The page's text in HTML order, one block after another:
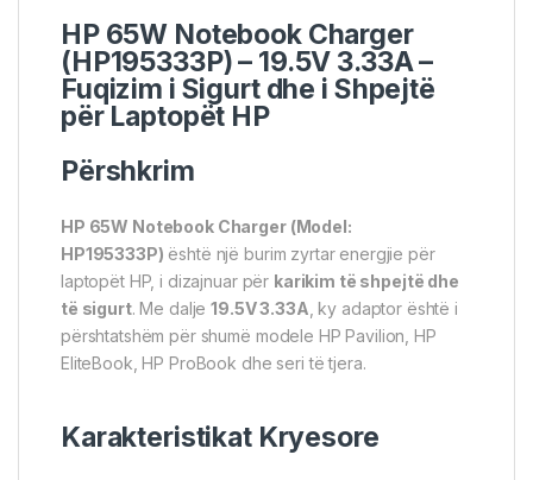
HP 65W Notebook Charger
(HP195333P) – 19.5V 3.33A –
Fuqizim i Sigurt dhe i Shpejtë
për Laptopët HP
Përshkrim
HP 65W Notebook Charger (Model:
HP195333P) është një burim zyrtar energjie për
laptopët HP, i dizajnuar për karikim të shpejtë dhe
të sigurt. Me dalje19.5V 3.33A , ky adaptor është i
përshtatshëm për shumë modele HP Pavilion, HP
EliteBook, HP ProBook dhe seri të tjera.
Karakteristikat Kryesore